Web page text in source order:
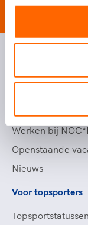
Partners
Werken bij
Openstaande
Nieuws
Voor topsporters
Topsportstatussen